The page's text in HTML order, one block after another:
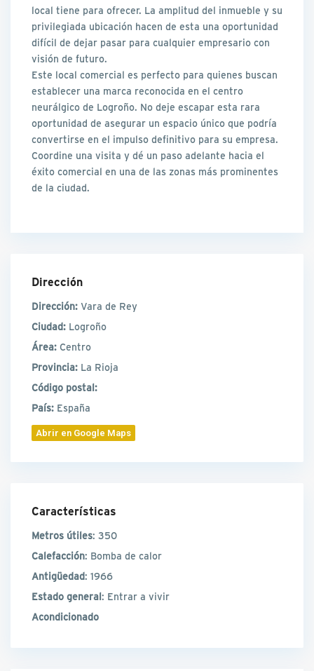
local tiene para ofrecer. La amplitud del inmueble y su
privilegiada ubicación hacen de esta una oportunidad
difícil de dejar pasar para cualquier empresario con
visión de futuro.
Este local comercial es perfecto para quienes buscan
establecer una marca reconocida en el centro
neurálgico de Logroño. No deje escapar esta rara
oportunidad de asegurar un espacio único que podría
convertirse en el impulso definitivo para su empresa.
Coordine una visita y dé un paso adelante hacia el
éxito comercial en una de las zonas más prominentes
de la ciudad.
Dirección
Dirección: Vara de Rey
Ciudad: Logroño
Área: Centro
Provincia: La Rioja
Código postal:
País: España
Abrir en Google Maps
Características
Metros útiles: 350
Calefacción: Bomba de calor
Antigüedad: 1966
Estado general: Entrar a vivir
Acondicionado